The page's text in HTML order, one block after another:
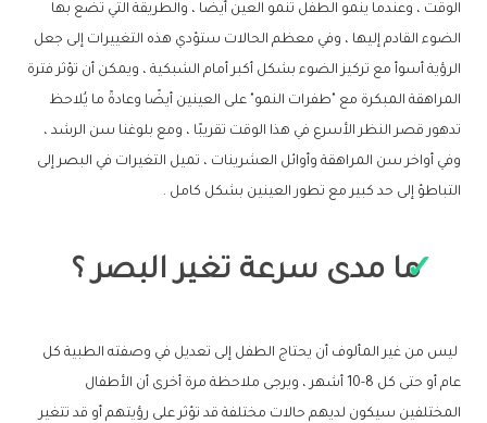
الوقت ، وعندما ينمو الطفل تنمو العين أيضًا ، والطريقة التي تضع بها
الضوء القادم إليها ، وفي معظم الحالات ستؤدي هذه التغييرات إلى جعل
الرؤية أسوأ مع تركيز الضوء بشكل أكبر أمام الشبكية ، ويمكن أن تؤثر فترة
المراهقة المبكرة مع "طفرات النمو" على العينين أيضًا وعادةً ما يُلاحظ
تدهور قصر النظر الأسرع في هذا الوقت تقريبًا ، ومع بلوغنا سن الرشد ،
وفي أواخر سن المراهقة وأوائل العشرينات ، تميل التغيرات في البصر إلى
التباطؤ إلى حد كبير مع تطور العينين بشكل كامل .
ما مدى سرعة تغير البصر ؟
ليس من غير المألوف أن يحتاج الطفل إلى تعديل في وصفته الطبية كل
عام أو حتى كل 8-10 أشهر ، ويرجى ملاحظة مرة أخرى أن الأطفال
المختلفين سيكون لديهم حالات مختلفة قد تؤثر على رؤيتهم أو قد تتغير